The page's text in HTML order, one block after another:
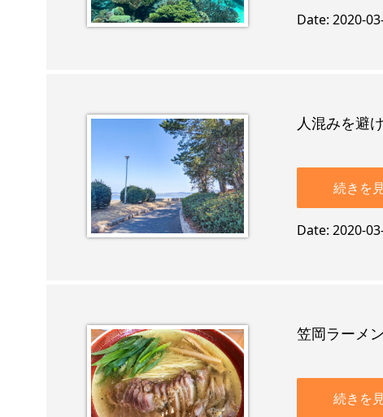
Date 2020-
人混みを避
続きを
Date 2020-
笠岡ラー
続きを